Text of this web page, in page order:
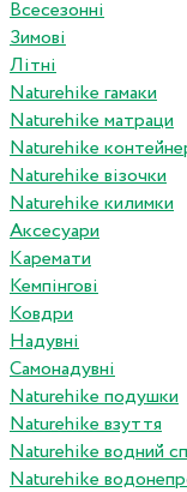
Всесезонні
Зимові
Літні
Naturehike гамаки
Naturehike матраци
Naturehike
Naturehike візочки
Naturehike килимки
Аксесуари
Каремати
Кемпінгові
Ковдри
Надувні
Самонадувні
Naturehike подушки
Naturehike взуття
Naturehike водний
Naturehike